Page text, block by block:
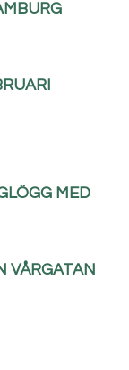
MED
VÅRGATAN